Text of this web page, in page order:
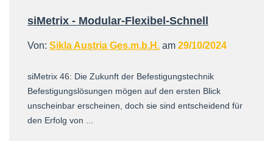
siMetrix - Modular-Flexibel-Schnell
Von: Sikla Austria Ges.m.b.H. am 29/10/2024
siMetrix 46: Die Zukunft der Befestigungstechnik
Befestigungslösungen mögen auf den ersten Blick
unscheinbar erscheinen, doch sie sind entscheidend für
den Erfolg von ...